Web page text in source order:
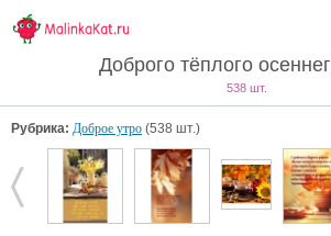
Доброго тёплого
538 шт.
Рубрика: Доброе утро (538 шт.)